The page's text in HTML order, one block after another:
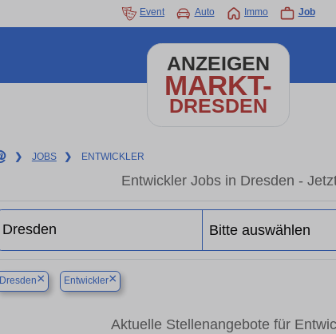
Event Auto Immo Job
ANZEIGEN
MARKT-
DRESDEN
❯ JOBS ❯ ENTWICKLER
Entwickler Jobs in Dresden -
Dresden× Entwickler×
Aktuelle Stellenangebote für